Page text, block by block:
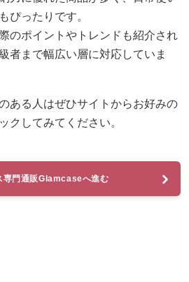
ぴったりです。
のポイントやトレンドも紹介され
者まで幅広い層に対応していま
ある人はぜひサイトからお好みの
クしてみてください。
専門通販Glamcaseへ進む